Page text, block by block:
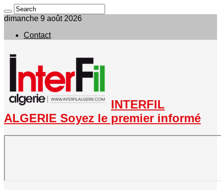
dimanche 9 août 2026
Contact
INTERFIL
ALGERIE Soyez le premier informé